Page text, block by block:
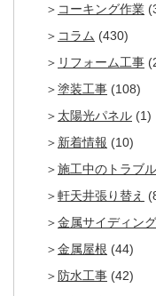
コーキング作業
コラム (430)
リフォーム工事
塗装工事 (108)
太陽光パネル (1)
新着情報 (10)
施工中のトラブ
軒天井張り替え
金属サイディング
金属屋根 (44)
防水工事 (42)